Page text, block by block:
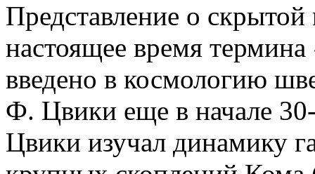
Представление о
настоящее время
введено в космологию
Ф. Цвики еще в начале
Цвики изучал динамику